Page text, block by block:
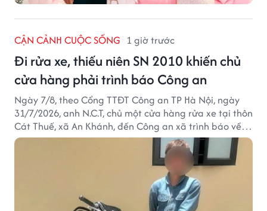
CẬN CẢNH CUỘC SỐNG 1 giờ trước
Đi rửa xe, thiếu niên SN 2010 khiến chủ
cửa hàng phải trình báo Công an
Ngày 7/8, theo Cổng TTĐT Công an TP Hà Nội, ngày
31/7/2026, anh N.C.T, chủ một cửa hàng rửa xe tại thôn
Cát Thuế, xã An Khánh, đến Công an xã trình báo về
việc bị mất trộm chiếc xe máy Honda Wave. Trong cốp
xe còn có nhiều giấy tờ cá nhân và khoảng 1,2 triệu